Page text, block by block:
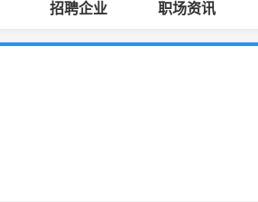
招聘企业 职场资讯